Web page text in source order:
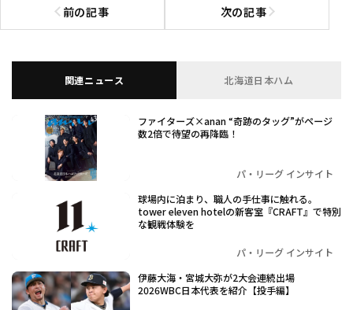
前の記事
前の記事へ 次の記事次の記事へ
関連ニュース 北海道日本ハム
ファイターズ×anan “奇跡のタッグ”がページ
数2倍で待望の再降臨！
パ・リーグ インサイト
球場内に泊まり、職人の手仕事に触れる。
tower eleven hotelの新客室『CRAFT』で特別
な観戦体験を
パ・リーグ インサイト
伊藤大海・宮城大弥が2大会連続出場
2026WBC日本代表を紹介【投手編】